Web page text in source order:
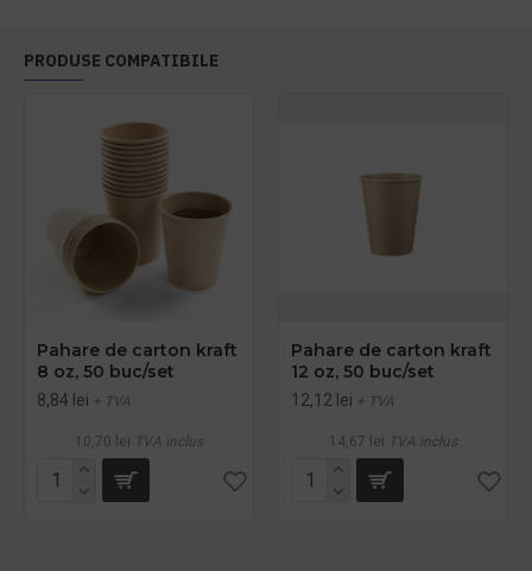
PRODUSE COMPATIBILE
Pahare de carton kraft
8 oz, 50 buc/set
8,84 lei + TVA
10,70 lei TVA inclus
Pahare de carton kraft
12 oz, 50 buc/set
12,12 lei + TVA
14,67 lei TVA inclus